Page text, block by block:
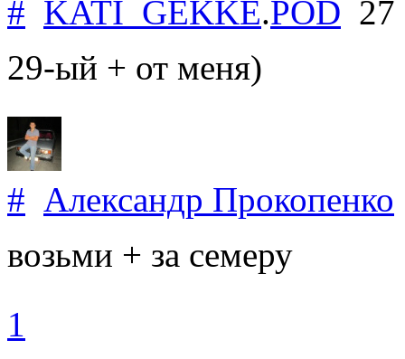
# KATI_GEKKE.POD
29-ый + от меня)
# Александр Прокопенко
возьми + за семеру
1